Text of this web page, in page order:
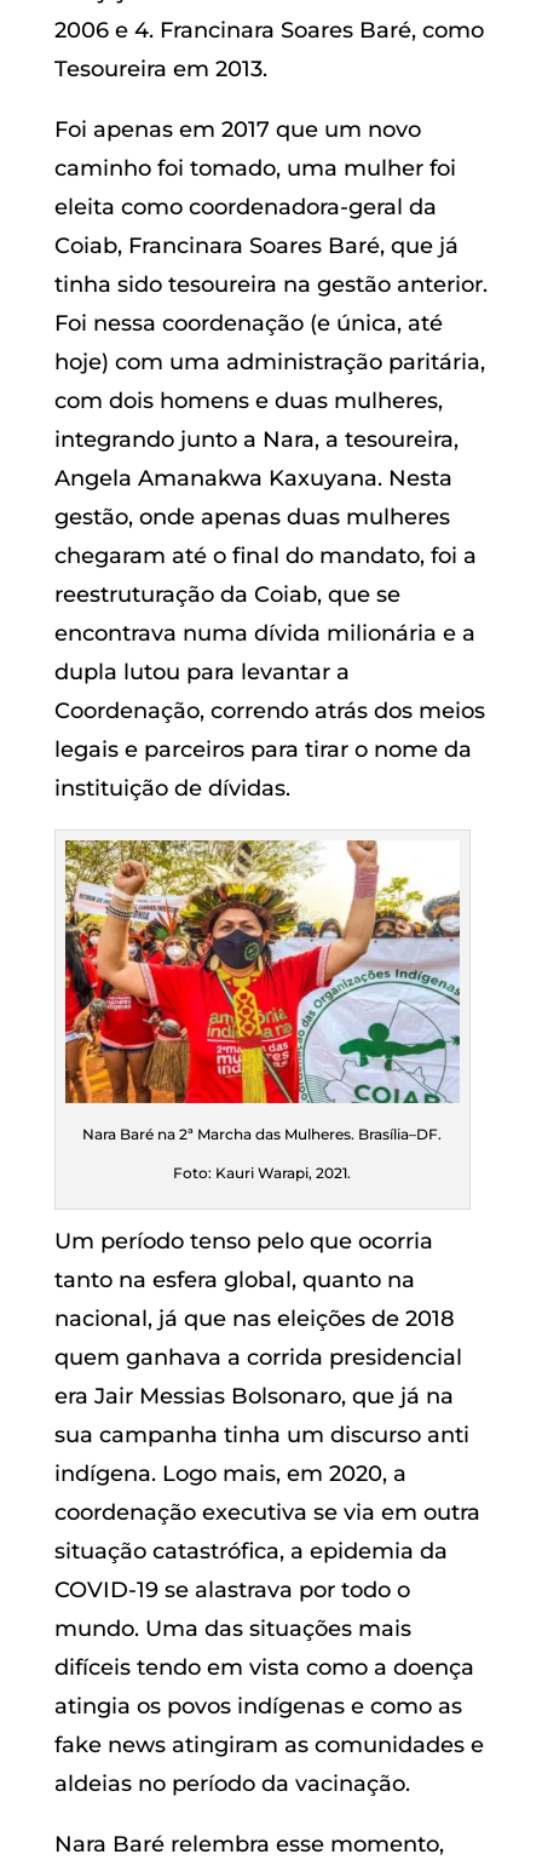
2006 e 4. Francinara Soares Baré, como
Tesoureira em 2013.
Foi apenas em 2017 que um novo
caminho foi tomado, uma mulher foi
eleita como coordenadora-geral da
Coiab, Francinara Soares Baré, que já
tinha sido tesoureira na gestão anterior.
Foi nessa coordenação (e única, até
hoje) com uma administração paritária,
com dois homens e duas mulheres,
integrando junto a Nara, a tesoureira,
Angela Amanakwa Kaxuyana. Nesta
gestão, onde apenas duas mulheres
chegaram até o final do mandato, foi a
reestruturação da Coiab, que se
encontrava numa dívida milionária e a
dupla lutou para levantar a
Coordenação, correndo atrás dos meios
legais e parceiros para tirar o nome da
instituição de dívidas.
Nara Baré na 2ª Marcha das Mulheres. Brasília–DF.
Foto: Kauri Warapi, 2021.
Um período tenso pelo que ocorria
tanto na esfera global, quanto na
nacional, já que nas eleições de 2018
quem ganhava a corrida presidencial
era Jair Messias Bolsonaro, que já na
sua campanha tinha um discurso anti
indígena. Logo mais, em 2020, a
coordenação executiva se via em outra
situação catastrófica, a epidemia da
COVID-19 se alastrava por todo o
mundo. Uma das situações mais
difíceis tendo em vista como a doença
atingia os povos indígenas e como as
fake news atingiram as comunidades e
aldeias no período da vacinação.
Nara Baré relembra esse momento,